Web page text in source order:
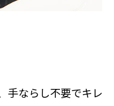
手ならし不要でキレ